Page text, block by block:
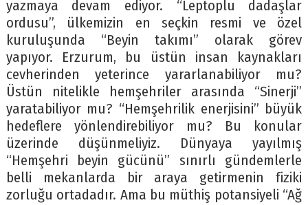
yazmaya devam ediyor. “Leptoplu dadaşlar
ordusu”, ülkemizin en seçkin resmi ve özel
kuruluşunda “Beyin takımı” olarak görev
yapıyor. Erzurum, bu üstün insan kaynakları
cevherinden yeterince yararlanabiliyor mu?
Üstün nitelikle hemşehriler arasında “Sinerji”
yaratabiliyor mu? “Hemşehrilik enerjisini” büyük
hedeflere yönlendirebiliyor mu? Bu konular
üzerinde düşünmeliyiz. Dünyaya yayılmış
“Hemşehri beyin gücünü” sınırlı gündemlerle
belli mekanlarda bir araya getirmenin fiziki
zorluğu ortadadır. Ama bu müthiş potansiyeli “Ağ